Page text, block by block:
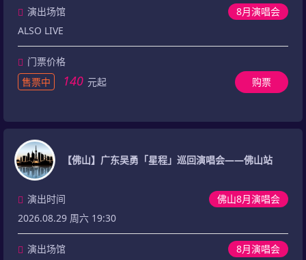
8月演唱会
演出场馆
ALSO LIVE
门票价格
售票中
140 元起 购票
【佛山】广东吴勇「星程」巡回演唱会——佛山站
佛山8月演唱会
演出时间
2026.08.29 周六 19:30
8月演唱会
演出场馆